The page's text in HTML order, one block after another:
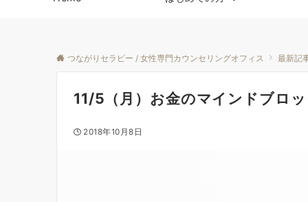
つながりセラピー / 女性専門カウンセリングオフィス 最新記
11/5（月）お金のマインドブロ
2018年10月8日